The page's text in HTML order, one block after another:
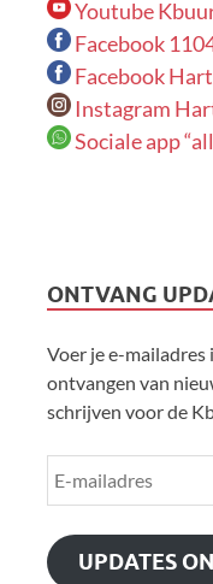
Youtube
Facebook
Facebook
Instagram
Sociale app
ONTVANG
Voer je e-
ontvangen van
schrijven voor de
UPDATES